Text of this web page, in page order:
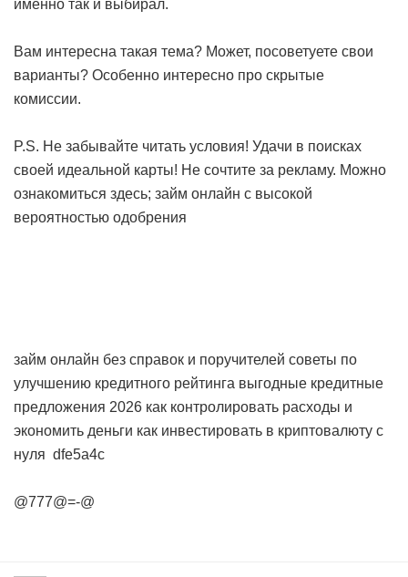
именно так и выбирал.
Вам интересна такая тема? Может, посоветуете свои
варианты? Особенно интересно про скрытые
комиссии.
P.S. Не забывайте читать условия! Удачи в поисках
своей идеальной карты! Не сочтите за рекламу. Можно
ознакомиться здесь; займ онлайн с высокой
вероятностью одобрения
займ онлайн без справок и поручителей советы по
улучшению кредитного рейтинга выгодные кредитные
предложения 2026 как контролировать расходы и
экономить деньги как инвестировать в криптовалюту с
нуля dfe5a4c
@777@=-@